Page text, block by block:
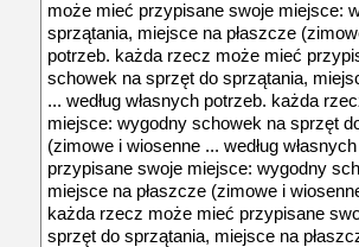
może mieć przypisane swoje miejsce:
sprzątania, miejsce na płaszcze
potrzeb. każda rzecz może mieć
schowek na sprzęt do sprzątania,
... według własnych potrzeb. każda
miejsce: wygodny schowek na sprzęt
(zimowe i wiosenne ... według
przypisane swoje miejsce: wygodny
miejsce na płaszcze (zimowe i
każda rzecz może mieć przypisane
sprzęt do sprzątania, miejsce na